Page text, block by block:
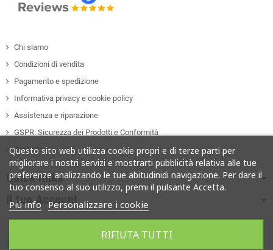
Chi siamo
Condizioni di vendita
Pagamento e spedizione
Informativa privacy e cookie policy
Assistenza e riparazione
GSPR: Sicurezza dei Prodotti e Conformità
Contattaci
Quick links
Il tuo Account
Questo sito web utilizza cookie propri e di terze parti per
migliorare i nostri servizi e mostrarti pubblicità relativa alle tue
preferenze analizzando le tue abitudinidi navigazione. Per dare il
tuo consenso al suo utilizzo, premi il pulsante Accetta.
Piú info Personalizzare i cookie
RIFIUTA TUTTI
Soges Computer • Partita iva 01177330766